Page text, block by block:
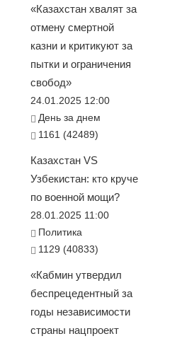
«Казахстан хвалят за
отмену смертной
казни и критикуют за
пытки и ограничения
свобод»
24.01.2025 12:00
День за днем
1161 (42489)
Казахстан VS
Узбекистан: кто круче
по военной мощи?
28.01.2025 11:00
Политика
1129 (40833)
«Кабмин утвердил
беспрецедентный за
годы независимости
страны нацпроект